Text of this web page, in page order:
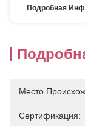
Подробная
Место
Сертификация: